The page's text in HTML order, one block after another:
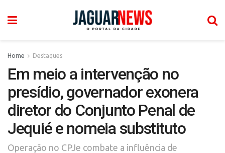
Home Destaques
Em meio a intervenção no
presídio, governador exonera
diretor do Conjunto Penal de
Jequié e nomeia substituto
Operação no CPJe combate a influência de